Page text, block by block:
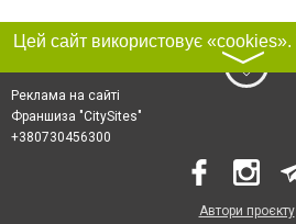
〉
Реклама на сайті
Франшиза "CitySites"
+380730456300
Автори проєкту